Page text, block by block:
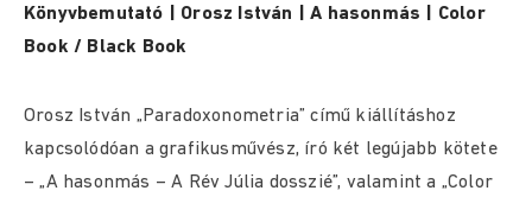
Könyvbemutató | Orosz István | A hasonmás | Color
Book / Black Book
Orosz István „Paradoxonometria” című kiállításhoz
kapcsolódóan a grafikusművész, író két legújabb kötete
– „A hasonmás – A Rév Júlia dosszié”, valamint a „Color